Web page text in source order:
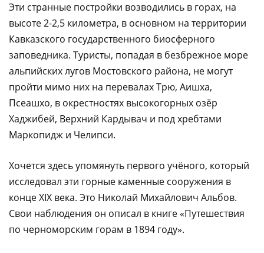
Эти странные постройки возводились в горах, на
высоте 2-2,5 километра, в основном на территории
Кавказского государственного биосферного
заповедника. Туристы, попадая в безбрежное море
альпийских лугов Мостовского района, не могут
пройти мимо них на перевалах Трю, Аишха,
Псеашхо, в окрестностях высокогорных озёр
Хаджибей, Верхний Кардывач и под хребтами
Маркопидж и Челипси.
Хочется здесь упомянуть первого учёного, который
исследовал эти горные каменные сооружения в
конце ХIХ века. Это Николай Михайлович Альбов.
Свои наблюдения он описал в книге «Путешествия
по черноморским горам в 1894 году».